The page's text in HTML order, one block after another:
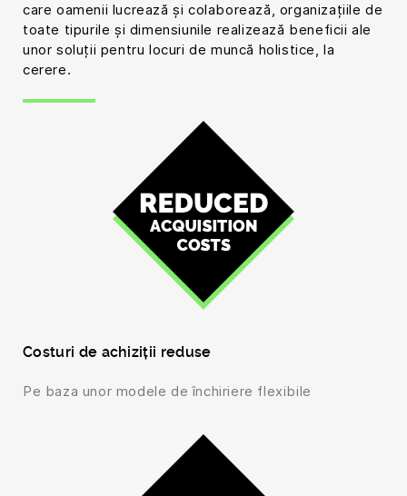
care oamenii lucrează și colaborează, organizațiile de
toate tipurile și dimensiunile realizează beneficii ale
unor soluții pentru locuri de muncă holistice, la
cerere.
Costuri de achiziții reduse
Pe baza unor modele de închiriere flexibile